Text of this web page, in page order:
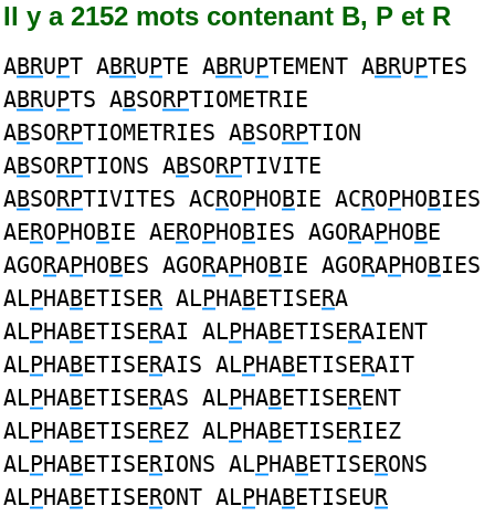
Il y a 2152 mots contenant B, P et R
ABRUPT ABRUPTE ABRUPTEMENT ABRUPTES
ABRUPTS ABSORPTIOMETRIE
ABSORPTIOMETRIES ABSORPTION
ABSORPTIONS ABSORPTIVITE
ABSORPTIVITES ACROPHOBIE ACROPHOBIES
AEROPHOBIE AEROPHOBIES AGORAPHOBE
AGORAPHOBES AGORAPHOBIE AGORAPHOBIES
ALPHABETISER ALPHABETISERA
ALPHABETISERAI ALPHABETISERAIENT
ALPHABETISERAIS ALPHABETISERAIT
ALPHABETISERAS ALPHABETISERENT
ALPHABETISEREZ ALPHABETISERIEZ
ALPHABETISERIONS ALPHABETISERONS
ALPHABETISERONT ALPHABETISEUR